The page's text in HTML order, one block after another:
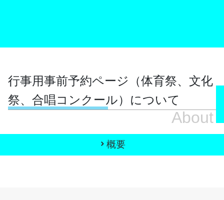
行事用事前予約ページ（体育祭、文化
祭、合唱コンクール）について
About
概要